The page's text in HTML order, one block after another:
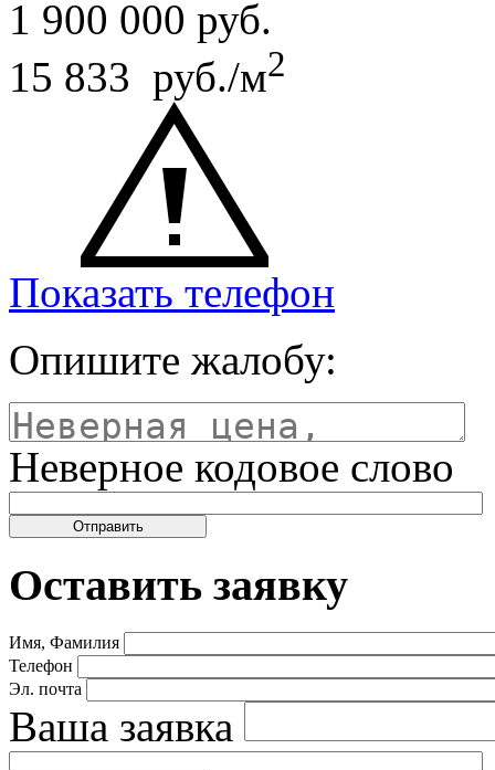
1 900 000 руб.
15 833 руб./м2
Показать телефон
Опишите жалобу:
Неверное кодовое слово
Оставить заявку
Имя, Фамилия
Телефон
Эл. почта
Ваша заявка